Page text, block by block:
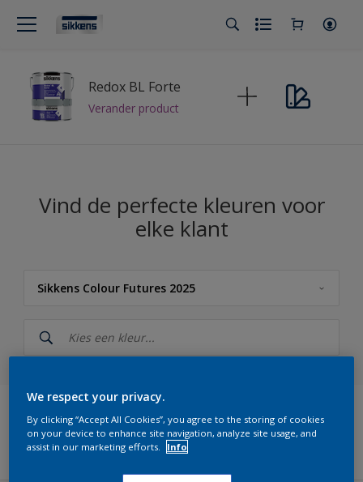
Redox BL Forte
Verander product
Vind de perfecte kleuren voor
elke klant
Sikkens Colour Futures 2025
Sikkens
Sikkens Kleuren van het Jaar 2026 - The Rhythm of Blues
Sikkens Colour Futures 2025
Sikkens 5051 Filters
We respect your privacy.
By clicking “Accept All Cookies”, you agree to the storing of cookies
on your device to enhance site navigation, analyze site usage, and
assist in our marketing efforts.
Info